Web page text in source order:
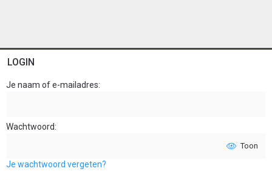
LOGIN
Je naam of e-mailadres
Wachtwoord
Toon
Je wachtwoord vergeten?